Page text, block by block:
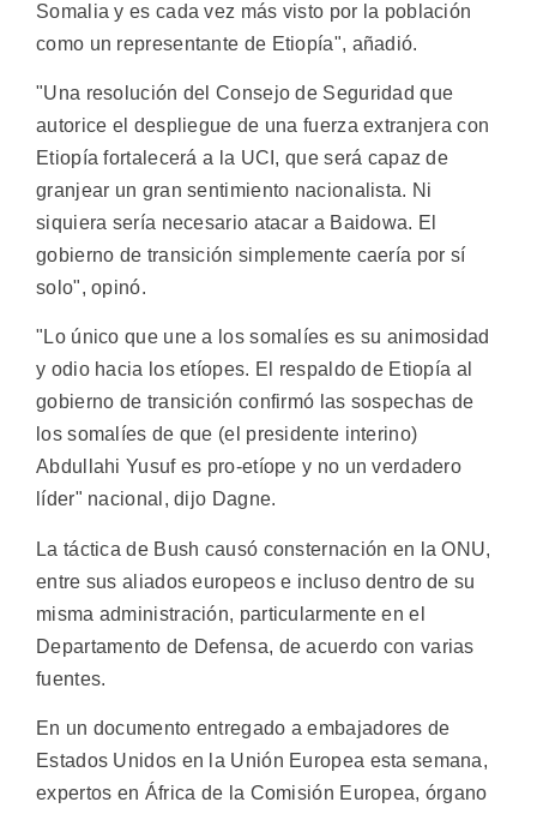
Somalia y es cada vez más visto por la población
como un representante de Etiopía", añadió.
"Una resolución del Consejo de Seguridad que
autorice el despliegue de una fuerza extranjera con
Etiopía fortalecerá a la UCI, que será capaz de
granjear un gran sentimiento nacionalista. Ni
siquiera sería necesario atacar a Baidowa. El
gobierno de transición simplemente caería por sí
solo", opinó.
"Lo único que une a los somalíes es su animosidad
y odio hacia los etíopes. El respaldo de Etiopía al
gobierno de transición confirmó las sospechas de
los somalíes de que (el presidente interino)
Abdullahi Yusuf es pro-etíope y no un verdadero
líder" nacional, dijo Dagne.
La táctica de Bush causó consternación en la ONU,
entre sus aliados europeos e incluso dentro de su
misma administración, particularmente en el
Departamento de Defensa, de acuerdo con varias
fuentes.
En un documento entregado a embajadores de
Estados Unidos en la Unión Europea esta semana,
expertos en África de la Comisión Europea, órgano